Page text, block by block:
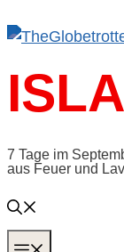
Inhalt
7 Tage im
aus Feuer und